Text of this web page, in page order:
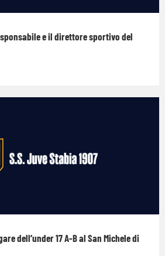
e il direttore sportivo del
dell’under 17 A-B al San Michele di